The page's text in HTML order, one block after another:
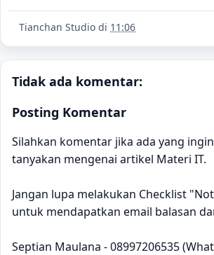
Tianchan Studio di 11:06
Tidak ada komentar:
Posting Komentar
Silahkan komentar jika ada yang
tanyakan mengenai artikel Materi IT.
Jangan lupa melakukan Checklist
untuk mendapatkan email balasan
Septian Maulana - 08997206535